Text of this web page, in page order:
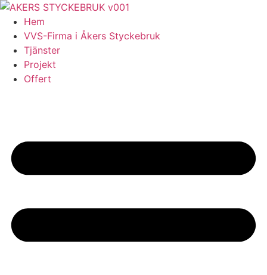
Skip
content
Hem
VVS-Firma i Åkers Styckebruk
Tjänster
Projekt
Offert